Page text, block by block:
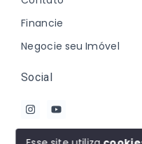
Financie
Negocie seu Imóvel
Social